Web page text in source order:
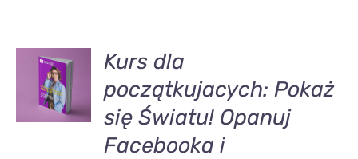
DODAJ
DO
KOSZYKA
/
SZCZEGÓŁY
Kurs dla
początkujacych: Pokaż
się Światu! Opanuj
Facebooka i